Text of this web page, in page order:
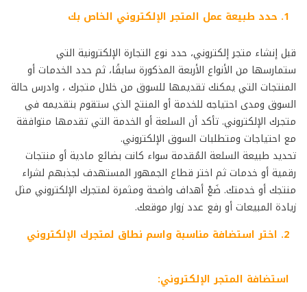
1. حدد طبيعة عمل المتجر الإلكتروني الخاص بك
قبل إنشاء متجر إلكتروني، حدد نوع التجارة الإلكترونية التي
ستمارسها من الأنواع الأربعة المذكورة سابقًا، ثم حدد الخدمات أو
المنتجات التي يمكنك تقديمها للسوق من خلال متجرك ، وادرس حالة
السوق ومدى احتياجه للخدمة أو المنتج الذي ستقوم بتقديمه في
متجرك الإلكتروني. تأكد أن السلعة أو الخدمة التي تقدمها متوافقة
مع احتياجات ومتطلبات السوق الإلكتروني.
تحديد طبيعة السلعة المُقدمة سواء كانت بضائع مادية أو منتجات
رقمية أو خدمات ثم اختر قطاع الجمهور المستهدف لجذبهم لشراء
منتجك أو خدمتك. ضَعْ أهداف واضحة ومثمرة لمتجرك الإلكتروني مثل
زيادة المبيعات أو رفع عدد زوار موقعك.
2. اختر استضافة مناسبة واسم نطاق لمتجرك الإلكتروني
استضافة المتجر الإلكتروني: